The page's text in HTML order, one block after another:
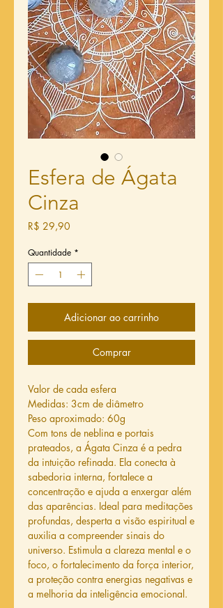
Esfera de Ágata
Cinza
R$ 29,90
Quantidade *
Adicionar ao carrinho
Comprar
Valor de cada esfera
Medidas: 3cm de diâmetro
Peso aproximado: 60g
Com tons de neblina e portais
prateados, a Ágata Cinza é a pedra
da intuição refinada. Ela conecta à
sabedoria interna, fortalece a
concentração e ajuda a enxergar além
das aparências. Ideal para meditações
profundas, desperta a visão espiritual e
auxilia a compreender sinais do
universo. Estimula a clareza mental e o
foco, o fortalecimento da força interior,
a proteção contra energias negativas e
a melhoria da inteligência emocional.